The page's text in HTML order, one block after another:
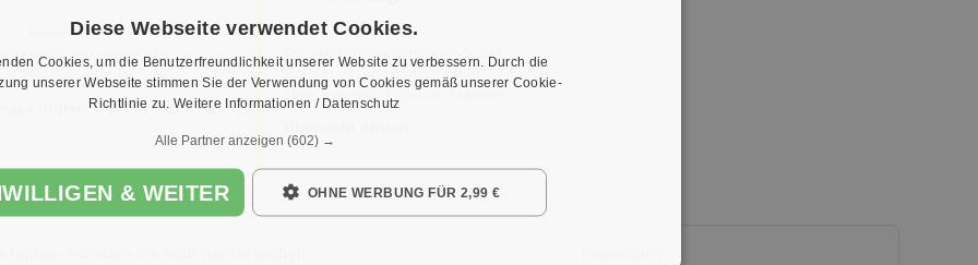
Nebenkosten &
– so liegen die
Annaburg aktuell.
prüfen →
Unternehmen & private Anbieter.
Diese Webseite verwendet Cookies.
Cookies, um die Benutzerfreundlichkeit unserer Website zu verbessern. Durch die
unserer Webseite stimmen Sie der Verwendung von Cookies gemäß unserer Cookie-
Richtlinie zu. Weitere Informationen / Datenschutz
Alle Partner anzeigen (602) →
& WEITER OHNE WERBUNG FÜR 2,99 €